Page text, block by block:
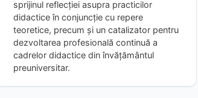
sprijinul reflecției asupra practicilor
didactice în conjuncție cu repere
teoretice, precum și un catalizator pentru
dezvoltarea profesională continuă a
cadrelor didactice din învățământul
preuniversitar.